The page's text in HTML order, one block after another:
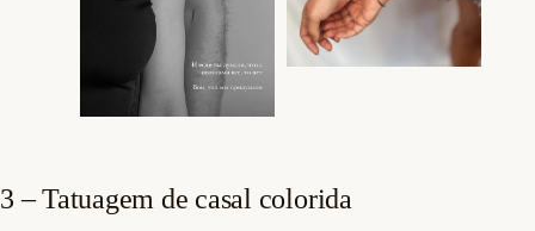
3 – Tatuagem de casal colorida